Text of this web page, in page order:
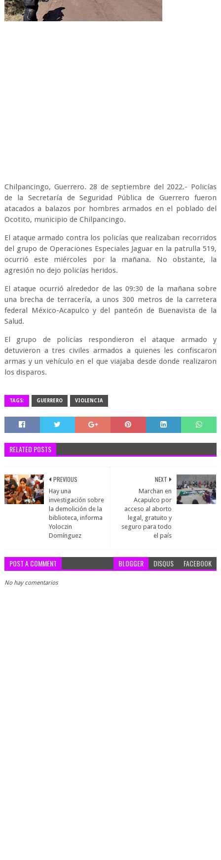
Chilpancingo, Guerrero. 28 de septiembre del 2022.- Policías
de la Secretaría de Seguridad Pública de Guerrero fueron
atacados a balazos por hombres armados en el poblado del
Ocotito, municipio de Chilpancingo.
El ataque armado contra los policías que realizaban recorridos
del grupo de Operaciones Especiales Jaguar en la patrulla 519,
ocurrió este miércoles por la mañana. No obstante, la
agresión no dejo policías heridos.
El ataque ocurrió alrededor de las 09:30 de la mañana sobre
una brecha de terracería, a unos 300 metros de la carretera
federal México-Acapulco y del panteón de Buenavista de la
Salud.
El grupo de policías respondieron el ataque armado y
detuvieron a tres civiles armados a quienes les confiscaron
armas y un vehículo en el que viajaba desde donde realizaron
los disparos.
TAGS: GUERRERO VIOLENCIA
RELATED POSTS
NEXT
Marchan en
Acapulco por
acceso al aborto
legal, gratuito y
seguro para todo
el país
PREVIOUS
Hay una
investigación sobre
la demolición de la
biblioteca, informa
Yoloczin
Domínguez
POST A COMMENT BLOGGER DISQUS FACEBOOK
No hay comentarios